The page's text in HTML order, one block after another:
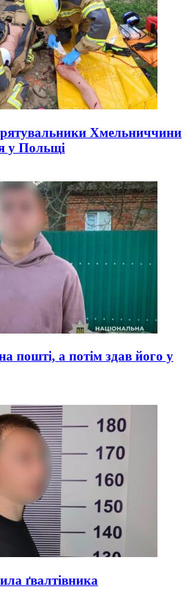
рятувальники Хмельниччини
у Польщі
пошті, а потім здав його у
ґвалтівника